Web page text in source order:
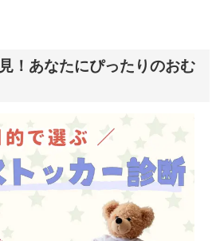
！あなたにぴったりのおむ